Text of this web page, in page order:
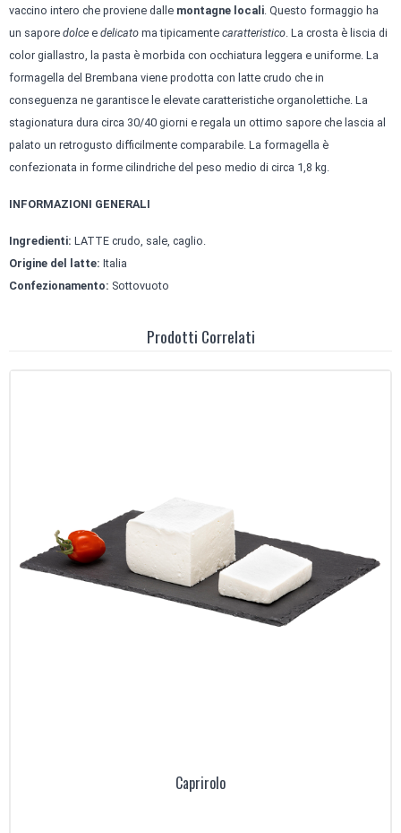
vaccino intero che proviene dalle montagne locali . Questo formaggio ha
un sapore dolce e delicato ma tipicamente caratteristico . La crosta è liscia di
color giallastro, la pasta è morbida con occhiatura leggera e uniforme. La
formagella del Brembana viene prodotta con latte crudo che in
conseguenza ne garantisce le elevate caratteristiche organolettiche. La
stagionatura dura circa 30/40 giorni e regala un ottimo sapore che lascia al
palato un retrogusto difficilmente comparabile. La formagella è
confezionata in forme cilindriche del peso medio di circa 1,8 kg.
INFORMAZIONI GENERALI
Ingredienti: LATTE crudo, sale, caglio.
Origine del latte: Italia
Confezionamento: Sottovuoto
Prodotti Correlati
Caprirolo